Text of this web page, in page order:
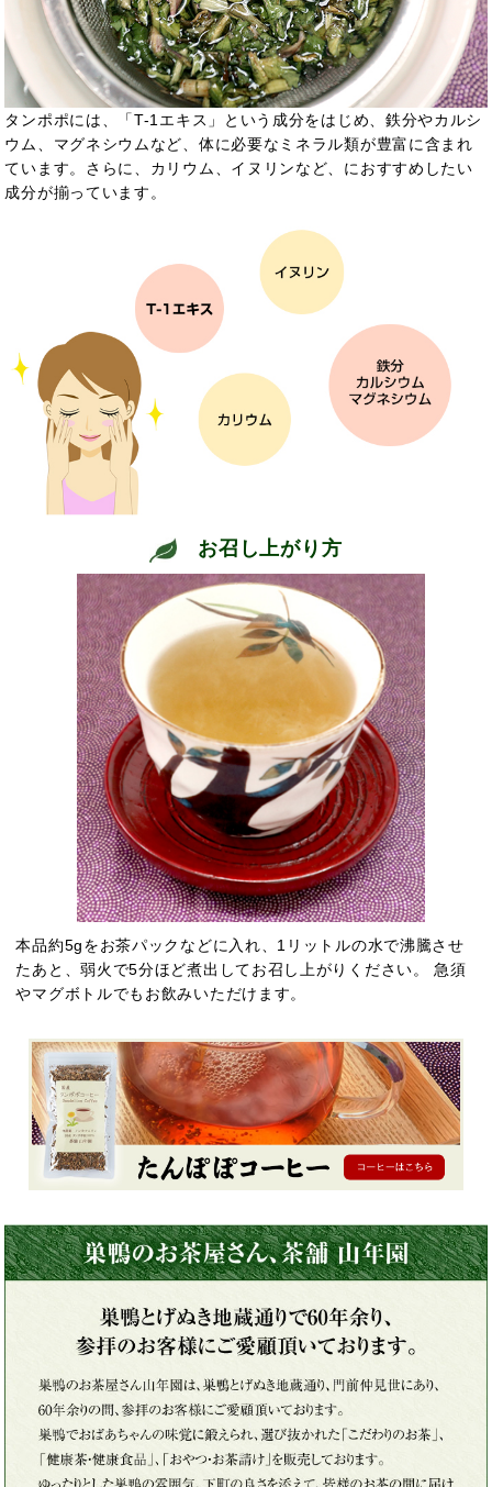
タンポポには、
「T-1エキス」という成分をはじめ、鉄分やカルシ
ウム、マグネシウムなど、体に必要なミネラル類が豊富に含まれ
ています。さらに、 カリウム、 イヌリンなど、 におすすめしたい
成分が揃っています。
お召し上がり方
本品約5gをお茶パックなどに入れ、1リットルの水で沸騰させ
たあと、弱火で5分ほど煮出してお召し上がりください。 急須
やマグボトルでもお飲みいただけます。